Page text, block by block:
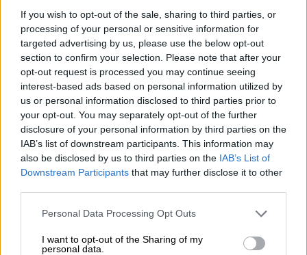
If you wish to opt-out of the sale, sharing to third parties, or
processing of your personal or sensitive information for
targeted advertising by us, please use the below opt-out
section to confirm your selection. Please note that after your
opt-out request is processed you may continue seeing
interest-based ads based on personal information utilized by
us or personal information disclosed to third parties prior to
your opt-out. You may separately opt-out of the further
disclosure of your personal information by third parties on the
IAB’s list of downstream participants. This information may
also be disclosed by us to third parties on the IAB’s List of
Downstream Participants that may further disclose it to other
Please note that this website/app uses one or more Google
not limited to your visit or usage behaviour. You may click to
Personal Data Processing Opt Outs
I want to opt-out of the Sharing of my
personal data.
Χαμόγελα και στενή επαφή
Ελάχιστες εβδομάδες μετά την
οριστικοποίηση του διαζυγίου του από τη
Λόπεζ, ο Μπεν Άφλεκδείχνει να μην
ξεκολλάει από το πλευρό της πρώην
συζύγου του.
διασκέδασης σε ένα πάρκο paintball
κοντά
στο Λος Άντζελες την Κυριακή (02.02.2025).